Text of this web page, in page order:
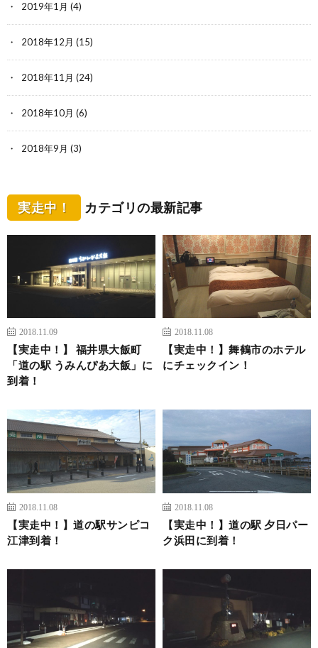
2019年1月 (4)
2018年12月 (15)
2018年11月 (24)
2018年10月 (6)
2018年9月 (3)
実走中！ カテゴリの最新記事
2018.11.09
【実走中！】 福井県大飯町
「道の駅 うみんぴあ大飯」に
到着！
2018.11.08
【実走中！】舞鶴市のホテル
にチェックイン！
2018.11.08
【実走中！】道の駅サンピコ
江津到着！
2018.11.08
【実走中！】道の駅 夕日パー
ク浜田に到着！